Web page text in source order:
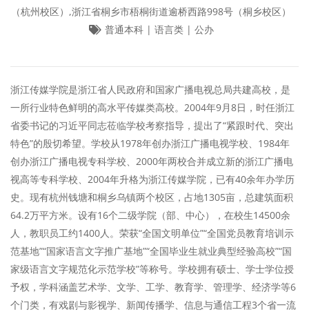
（杭州校区）,浙江省桐乡市梧桐街道逾桥西路998号（桐乡校区）
普通本科 | 语言类 | 公办
浙江传媒学院是浙江省人民政府和国家广播电视总局共建高校，是
一所行业特色鲜明的高水平传媒类高校。2004年9月8日，时任浙江
省委书记的习近平同志莅临学校考察指导，提出了“紧跟时代、突出
特色”的殷切希望。学校从1978年创办浙江广播电视学校、1984年
创办浙江广播电视专科学校、2000年两校合并成立新的浙江广播电
视高等专科学校、2004年升格为浙江传媒学院，已有40余年办学历
史。现有杭州钱塘和桐乡乌镇两个校区，占地1305亩，总建筑面积
64.2万平方米。设有16个二级学院（部、中心），在校生14500余
人，教职员工约1400人。荣获“全国文明单位”“全国党员教育培训示
范基地”“国家语言文字推广基地”“全国毕业生就业典型经验高校”“国
家级语言文字规范化示范学校”等称号。学校拥有硕士、学士学位授
予权，学科涵盖艺术学、文学、工学、教育学、管理学、经济学等6
个门类，有戏剧与影视学、新闻传播学、信息与通信工程3个省一流